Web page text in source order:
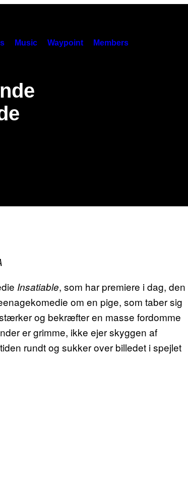
Music Waypoint Members
Insatiable, som har premiere i dag, den
om en pige, som taber sig
og bekræfter en masse fordomme
er grimme, ikke ejer skyggen af
rundt og sukker over billedet i spejlet